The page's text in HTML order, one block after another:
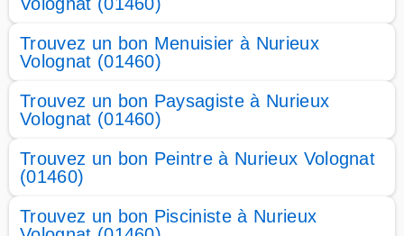
Trouvez un bon Menuisier à Nurieux
Volognat (01460)
Trouvez un bon Paysagiste à Nurieux
Volognat (01460)
Trouvez un bon Peintre à Nurieux Volognat
(01460)
Trouvez un bon Pisciniste à Nurieux